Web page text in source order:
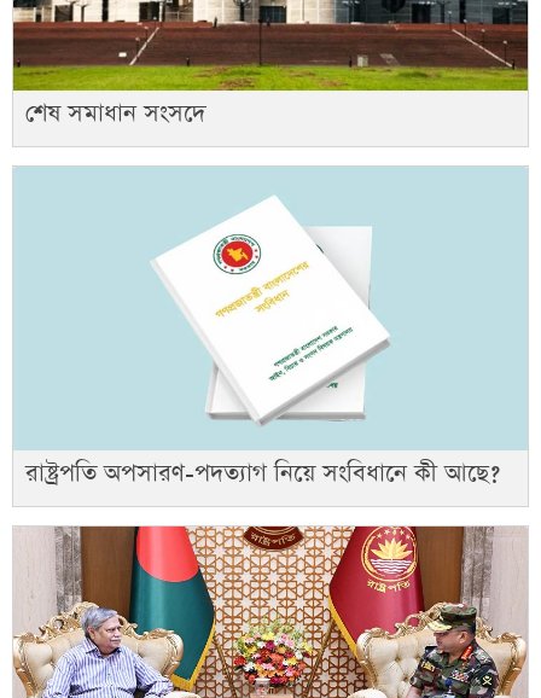
শেষ সমাধান সংসদে
রাষ্ট্রপতি অপসারণ-পদত্যাগ নিয়ে সংবিধানে কী আছে?